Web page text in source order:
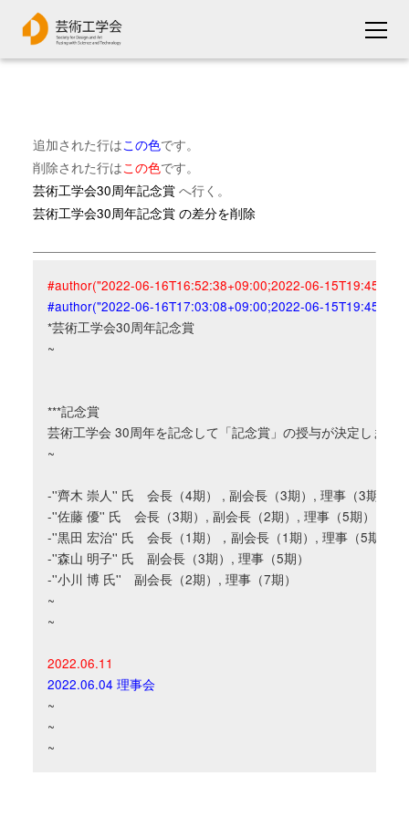
追加された行はこの色です。
削除された行はこの色です。
芸術工学会30周年記念賞へ行く。
芸術工学会30周年記念賞 の差分を削除
#author("2022-06-16T16:52:38+09:00;2022-06-
#author("2022-06-16T17:03:08+09:00;2022-06-
*芸術工学会30周年記念賞
~
***記念賞
芸術工学会 30周年を記念して「記念賞」の授与が決定しま
~
-''齊木 崇人'' 氏　会長（4期） , 副会長（3期）, 理事（3期）
-''佐藤 優'' 氏　会長（3期）, 副会長（2期）, 理事（5期）
-''黒田 宏治'' 氏　会長（1期），副会長（1期）, 理事（5期）
-''森山 明子'' 氏　副会長（3期）, 理事（5期）
-''小川 博 氏''　副会長（2期）, 理事（7期）
~
~
2022.06.11
2022.06.04 理事会
~
~